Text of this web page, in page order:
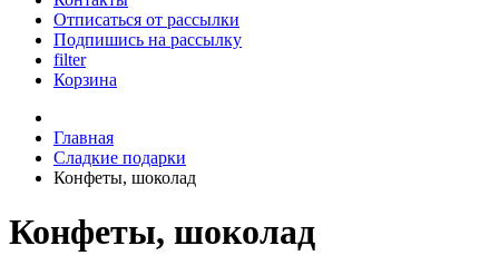
Отписаться от рассылки
Подпишись на рассылку
filter
Корзина
Главная
Сладкие подарки
Конфеты, шоколад
Конфеты, шоколад